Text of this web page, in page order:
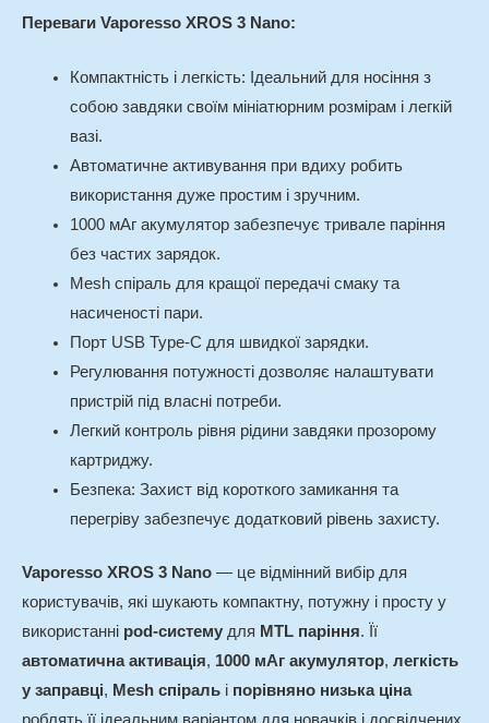
Переваги Vaporesso XROS 3 Nano:
Компактність і легкість: Ідеальний для носіння з
собою завдяки своїм мініатюрним розмірам і легкій
вазі.
Автоматичне активування при вдиху робить
використання дуже простим і зручним.
1000 мАг акумулятор забезпечує тривале паріння
без частих зарядок.
Mesh спіраль для кращої передачі смаку та
насиченості пари.
Порт USB Type-C для швидкої зарядки.
Регулювання потужності дозволяє налаштувати
пристрій під власні потреби.
Легкий контроль рівня рідини завдяки прозорому
картриджу.
Безпека: Захист від короткого замикання та
перегріву забезпечує додатковий рівень захисту.
Vaporesso XROS 3 Nano — це відмінний вибір для
користувачів, які шукають компактну, потужну і просту у
використанні pod-систему для MTL паріння. Її
автоматична активація, 1000 мАг акумулятор, легкість
у заправці, Mesh спіраль і порівняно низька ціна